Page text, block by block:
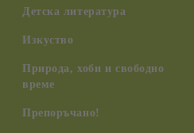
Детска литература
Изкуство
Природа, хоби и свободно
време
Препоръчано!